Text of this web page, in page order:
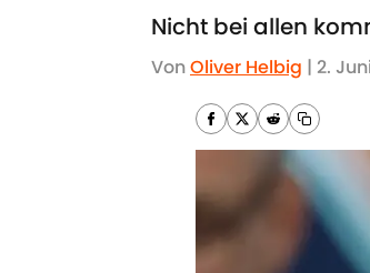
Nicht bei allen
VonOliver Helbig | 2.